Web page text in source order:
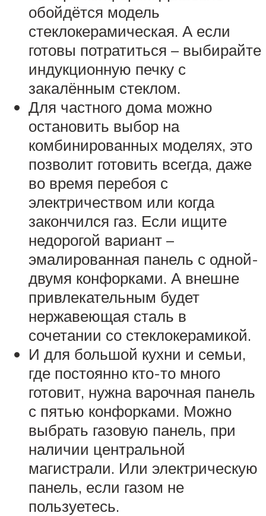
обойдётся модель
стеклокерамическая. А если
готовы потратиться – выбирайте
индукционную печку с
закалённым стеклом.
Для частного дома можно
остановить выбор на
комбинированных моделях, это
позволит готовить всегда, даже
во время перебоя с
электричеством или когда
закончился газ. Если ищите
недорогой вариант –
эмалированная панель с одной-
двумя конфорками. А внешне
привлекательным будет
нержавеющая сталь в
сочетании со стеклокерамикой.
И для большой кухни и семьи,
где постоянно кто-то много
готовит, нужна варочная панель
с пятью конфорками. Можно
выбрать газовую панель, при
наличии центральной
магистрали. Или электрическую
панель, если газом не
пользуетесь.